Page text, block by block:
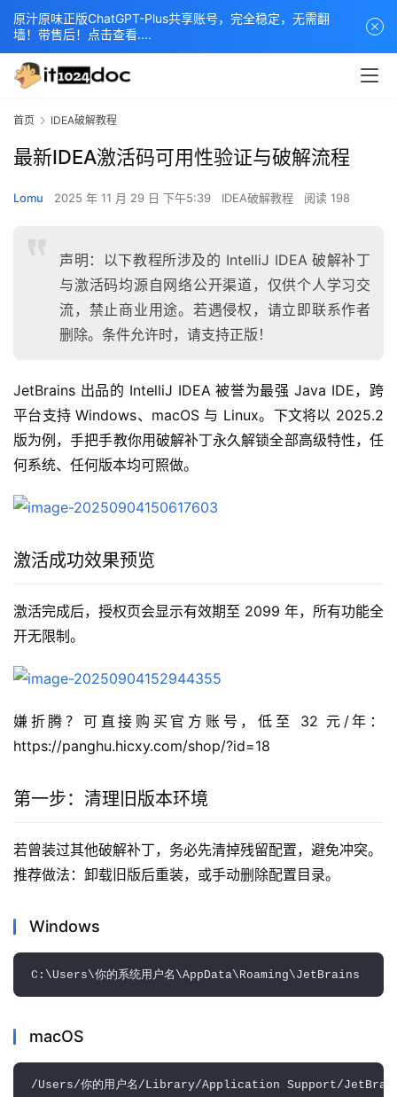
首页 IDEA破解教程
最新IDEA激活码可用性验证与破解流程
Lomu 2025 年 11 月 29 日 下午5:39 IDEA破解教程 阅读 198
声明：以下教程所涉及的 IntelliJ IDEA 破解补丁
与激活码均源自网络公开渠道，仅供个人学习交
流，禁止商业用途。若遇侵权，请立即联系作者
删除。条件允许时，请支持正版！
JetBrains 出品的 IntelliJ IDEA 被誉为最强 Java IDE，跨
平台支持 Windows、macOS 与 Linux。下文将以 2025.2
版为例，手把手教你用破解补丁永久解锁全部高级特性，任
何系统、任何版本均可照做。
激活成功效果预览
激活完成后，授权页会显示有效期至 2099 年，所有功能全
开无限制。
嫌折腾？可直接购买官方账号，低至 32 元/年：
https://panghu.hicxy.com/shop/?id=18
第一步：清理旧版本环境
若曾装过其他破解补丁，务必先清掉残留配置，避免冲突。
推荐做法：卸载旧版后重装，或手动删除配置目录。
Windows
macOS
原汁原味正版ChatGPT-Plus共享账号，完全稳定，无需翻
墙！带售后！点击查看....